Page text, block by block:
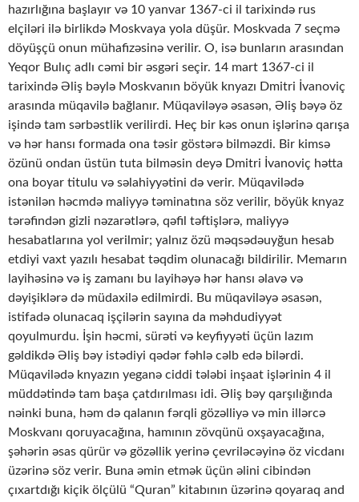
hazırlığına başlayır və 10 yanvar 1367-ci il tarixində rus
elçiləri ilə birlikdə Moskvaya yola düşür. Moskvada 7 seçmə
döyüşçü onun mühafizəsinə verilir. O, isə bunların arasından
Yeqor Bulıç adlı cəmi bir əsgəri seçir. 14 mart 1367-ci il
tarixində Əliş bəylə Moskvanın böyük knyazı Dmitri İvanoviç
arasında müqavilə bağlanır. Müqaviləyə əsasən, Əliş bəyə öz
işində tam sərbəstlik verilirdi. Heç bir kəs onun işlərinə qarışa
və hər hansı formada ona təsir göstərə bilməzdi. Bir kimsə
özünü ondan üstün tuta bilməsin deyə Dmitri İvanoviç hətta
ona boyar titulu və səlahiyyətini də verir. Müqavilədə
istənilən həcmdə maliyyə təminatına söz verilir, böyük knyaz
tərəfindən gizli nəzarətlərə, qəfil təftişlərə, maliyyə
hesabatlarına yol verilmir; yalnız özü məqsədəuyğun hesab
etdiyi vaxt yazılı hesabat təqdim olunacağı bildirilir. Memarın
layihəsinə və iş zamanı bu layihəyə hər hansı əlavə və
dəyişiklərə də müdaxilə edilmirdi. Bu müqaviləyə əsasən,
istifadə olunacaq işçilərin sayına da məhdudiyyət
qoyulmurdu. İşin həcmi, sürəti və keyfiyyəti üçün lazım
gəldikdə Əliş bəy istədiyi qədər fəhlə cəlb edə bilərdi.
Müqavilədə knyazın yeganə ciddi tələbi inşaat işlərinin 4 il
müddətində tam başa çatdırılması idi. Əliş bəy qarşılığında
nəinki buna, həm də qalanın fərqli gözəlliyə və min illərcə
Moskvanı qoruyacağına, hamının zövqünü oxşayacağına,
şəhərin əsas qürür və gözəllik yerinə çevriləcəyinə öz vicdanı
üzərinə söz verir. Buna əmin etmək üçün əlini cibindən
çıxartdığı kiçik ölçülü “Quran” kitabının üzərinə qoyaraq and